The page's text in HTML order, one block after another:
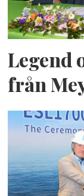
Legend
från